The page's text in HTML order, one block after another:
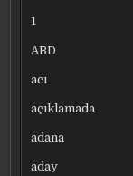
1
ABD
acı
açıklamada
adana
aday